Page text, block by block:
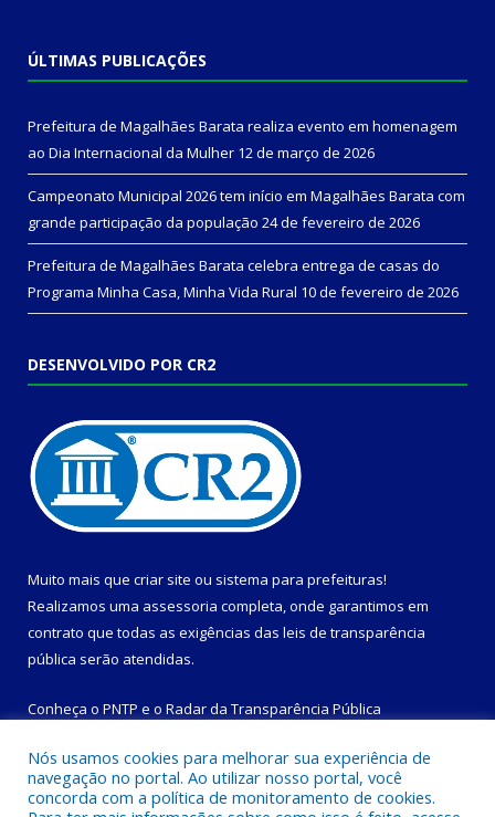
ÚLTIMAS PUBLICAÇÕES
Prefeitura de Magalhães Barata realiza evento em homenagem
ao Dia Internacional da Mulher 12 de março de 2026
Campeonato Municipal 2026 tem início em Magalhães Barata com
grande participação da população 24 de fevereiro de 2026
Prefeitura de Magalhães Barata celebra entrega de casas do
Programa Minha Casa, Minha Vida Rural 10 de fevereiro de 2026
DESENVOLVIDO POR CR2
Muito mais que criar site ou sistema para prefeituras!
Realizamos uma assessoria completa, onde garantimos em
contrato que todas as exigências das leis de transparência
pública serão atendidas.
Conheça o PNTP e o Radar da Transparência Pública
Nós usamos cookies para melhorar sua experiência de
navegação no portal. Ao utilizar nosso portal, você
concorda com a política de monitoramento de cookies.